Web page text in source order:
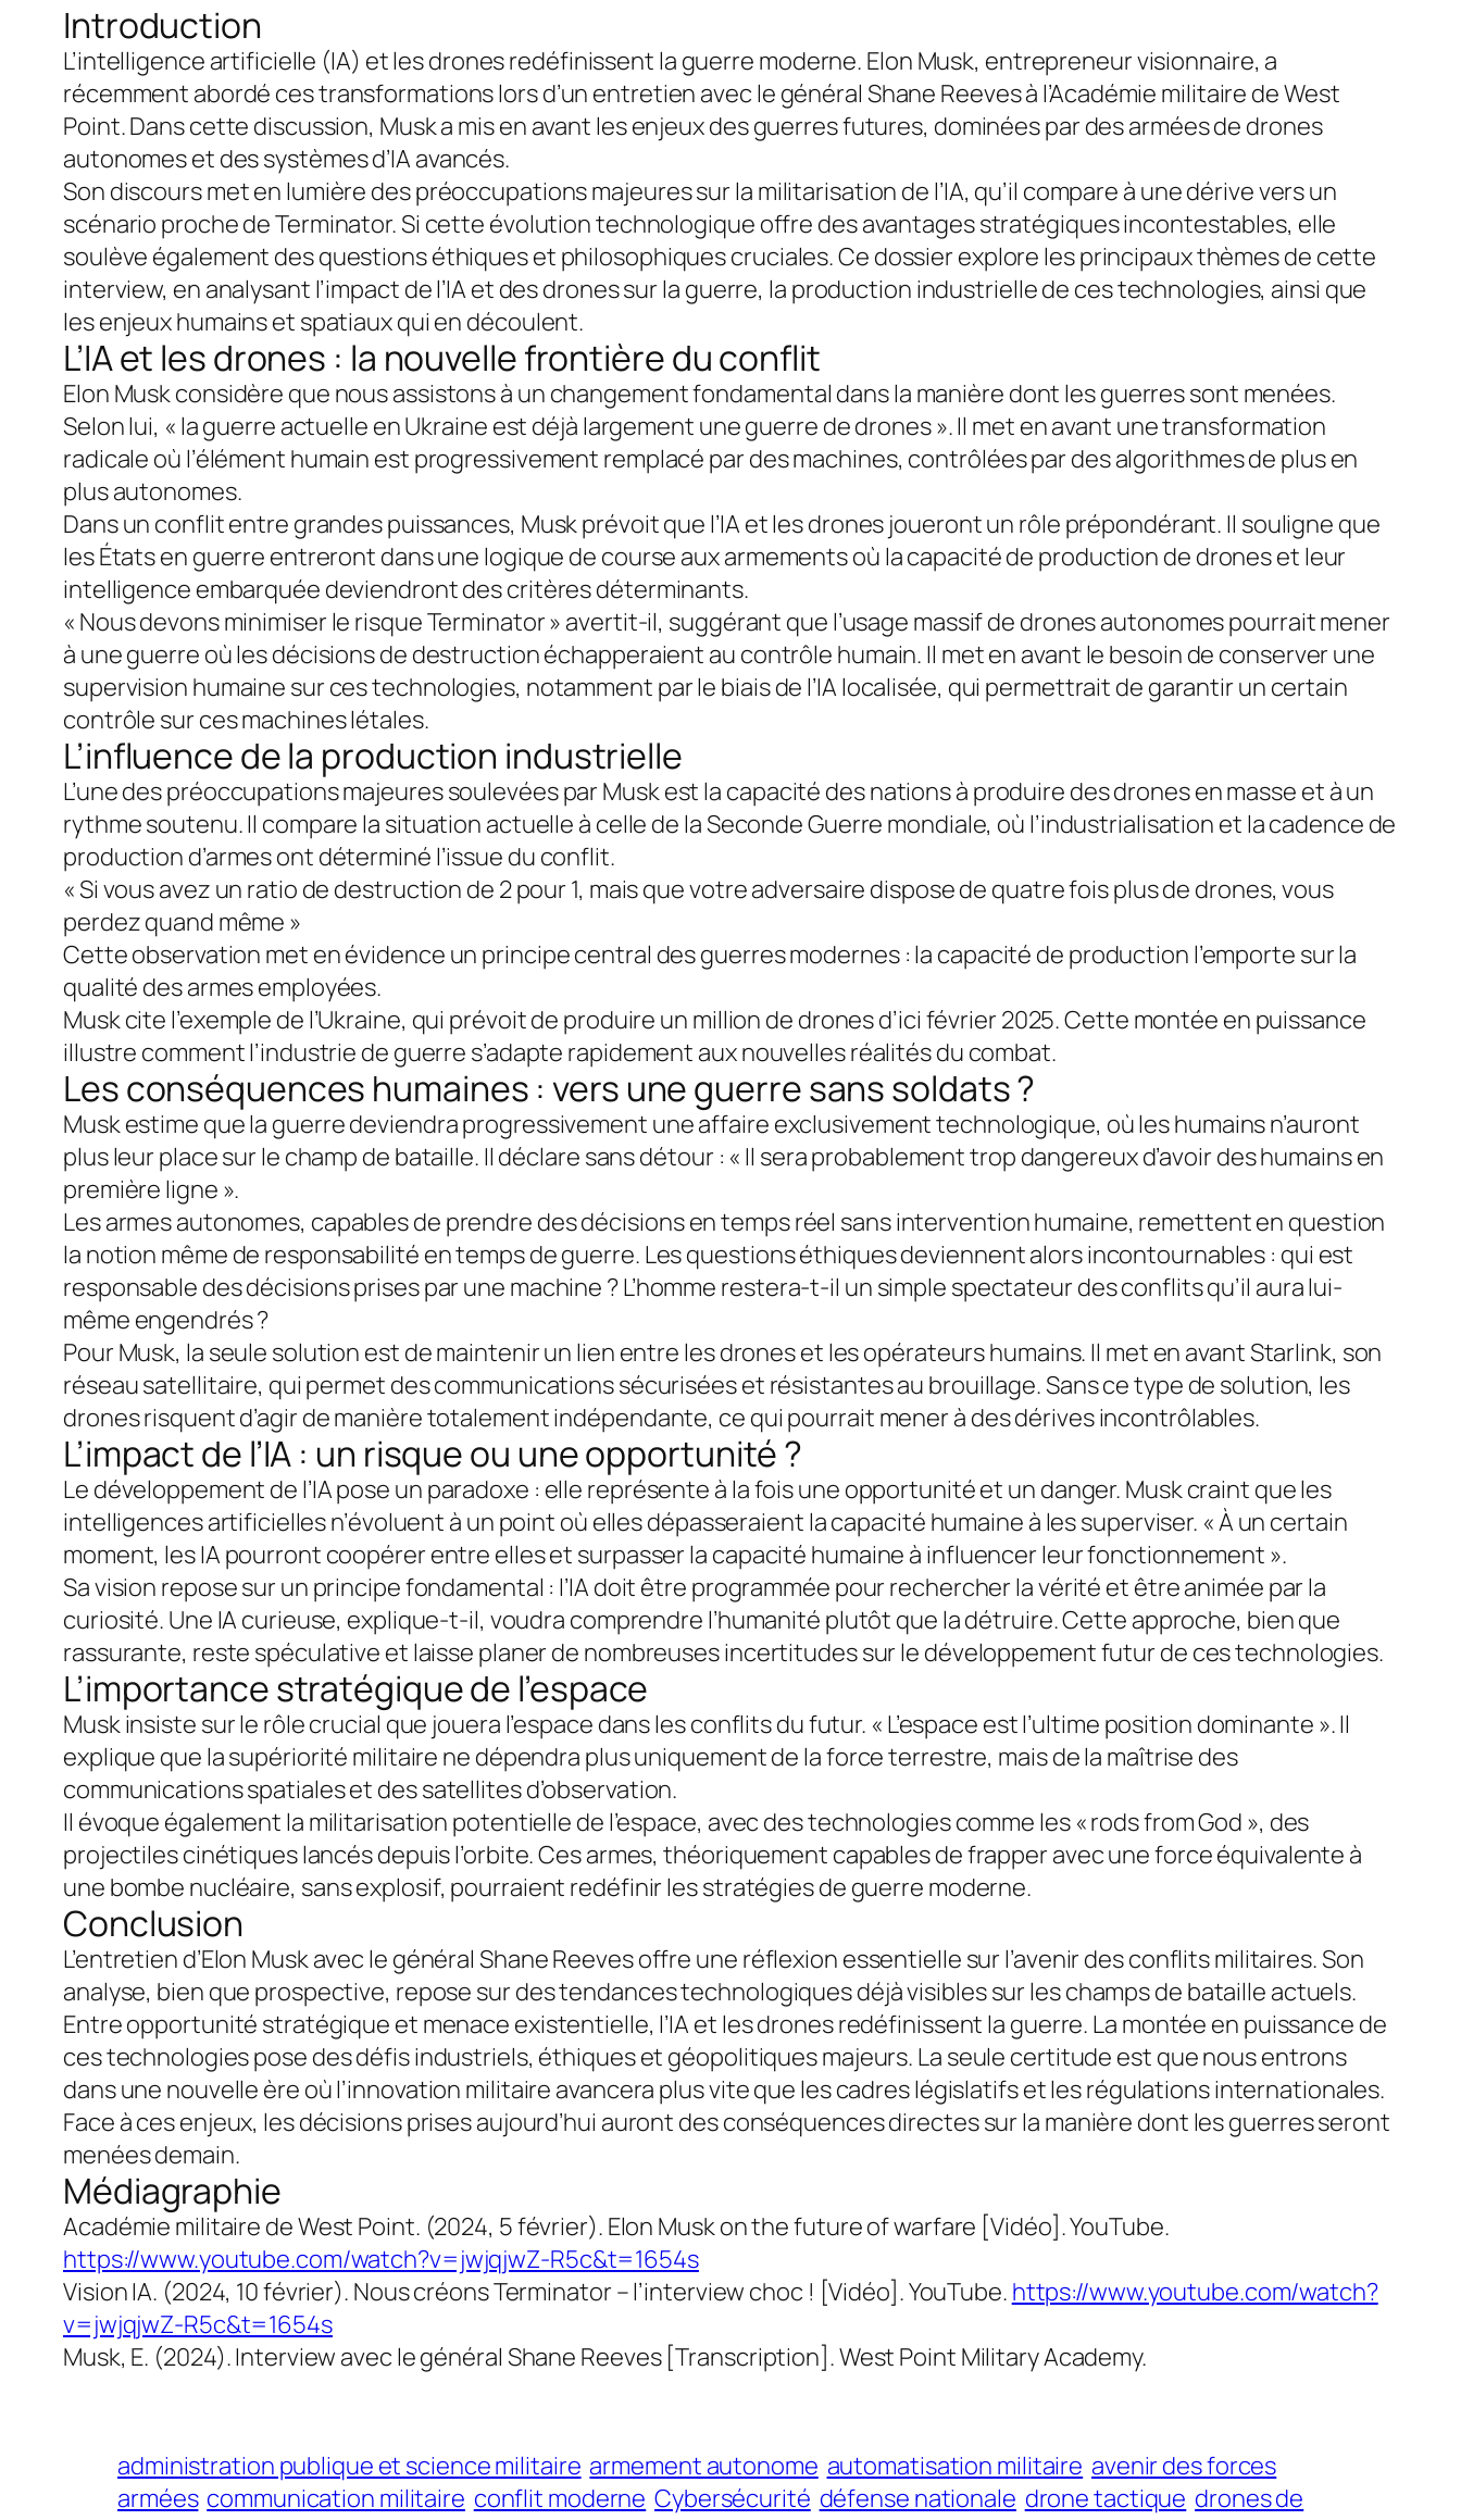
Introduction
L’intelligence artificielle (IA) et les drones redéfinissent la guerre moderne. Elon Musk, entrepreneur visionnaire, a
récemment abordé ces transformations lors d’un entretien avec le général Shane Reeves à l’Académie militaire de West
Point. Dans cette discussion, Musk a mis en avant les enjeux des guerres futures, dominées par des armées de drones
autonomes et des systèmes d’IA avancés.
Son discours met en lumière des préoccupations majeures sur la militarisation de l’IA, qu’il compare à une dérive vers un
scénario proche de Terminator. Si cette évolution technologique offre des avantages stratégiques incontestables, elle
soulève également des questions éthiques et philosophiques cruciales. Ce dossier explore les principaux thèmes de cette
interview, en analysant l’impact de l’IA et des drones sur la guerre, la production industrielle de ces technologies, ainsi que
les enjeux humains et spatiaux qui en découlent.
L’IA et les drones : la nouvelle frontière du conflit
Elon Musk considère que nous assistons à un changement fondamental dans la manière dont les guerres sont menées.
Selon lui, « la guerre actuelle en Ukraine est déjà largement une guerre de drones ». Il met en avant une transformation
radicale où l’élément humain est progressivement remplacé par des machines, contrôlées par des algorithmes de plus en
plus autonomes.
Dans un conflit entre grandes puissances, Musk prévoit que l’IA et les drones joueront un rôle prépondérant. Il souligne que
les États en guerre entreront dans une logique de course aux armements où la capacité de production de drones et leur
intelligence embarquée deviendront des critères déterminants.
« Nous devons minimiser le risque Terminator » avertit-il, suggérant que l’usage massif de drones autonomes pourrait mener
à une guerre où les décisions de destruction échapperaient au contrôle humain. Il met en avant le besoin de conserver une
supervision humaine sur ces technologies, notamment par le biais de l’IA localisée, qui permettrait de garantir un certain
contrôle sur ces machines létales.
L’influence de la production industrielle
L’une des préoccupations majeures soulevées par Musk est la capacité des nations à produire des drones en masse et à un
rythme soutenu. Il compare la situation actuelle à celle de la Seconde Guerre mondiale, où l’industrialisation et la cadence de
production d’armes ont déterminé l’issue du conflit.
« Si vous avez un ratio de destruction de 2 pour 1, mais que votre adversaire dispose de quatre fois plus de drones, vous
perdez quand même »
Cette observation met en évidence un principe central des guerres modernes : la capacité de production l’emporte sur la
qualité des armes employées.
Musk cite l’exemple de l’Ukraine, qui prévoit de produire un million de drones d’ici février 2025. Cette montée en puissance
illustre comment l’industrie de guerre s’adapte rapidement aux nouvelles réalités du combat.
Les conséquences humaines : vers une guerre sans soldats ?
Musk estime que la guerre deviendra progressivement une affaire exclusivement technologique, où les humains n’auront
plus leur place sur le champ de bataille. Il déclare sans détour : « Il sera probablement trop dangereux d’avoir des humains en
première ligne ».
Les armes autonomes, capables de prendre des décisions en temps réel sans intervention humaine, remettent en question
la notion même de responsabilité en temps de guerre. Les questions éthiques deviennent alors incontournables : qui est
responsable des décisions prises par une machine ? L’homme restera-t-il un simple spectateur des conflits qu’il aura lui-
même engendrés ?
Pour Musk, la seule solution est de maintenir un lien entre les drones et les opérateurs humains. Il met en avant Starlink, son
réseau satellitaire, qui permet des communications sécurisées et résistantes au brouillage. Sans ce type de solution, les
drones risquent d’agir de manière totalement indépendante, ce qui pourrait mener à des dérives incontrôlables.
L’impact de l’IA : un risque ou une opportunité ?
Le développement de l’IA pose un paradoxe : elle représente à la fois une opportunité et un danger. Musk craint que les
intelligences artificielles n’évoluent à un point où elles dépasseraient la capacité humaine à les superviser. « À un certain
moment, les IA pourront coopérer entre elles et surpasser la capacité humaine à influencer leur fonctionnement ».
Sa vision repose sur un principe fondamental : l’IA doit être programmée pour rechercher la vérité et être animée par la
curiosité. Une IA curieuse, explique-t-il, voudra comprendre l’humanité plutôt que la détruire. Cette approche, bien que
rassurante, reste spéculative et laisse planer de nombreuses incertitudes sur le développement futur de ces technologies.
L’importance stratégique de l’espace
Musk insiste sur le rôle crucial que jouera l’espace dans les conflits du futur. « L’espace est l’ultime position dominante ». Il
explique que la supériorité militaire ne dépendra plus uniquement de la force terrestre, mais de la maîtrise des
communications spatiales et des satellites d’observation.
Il évoque également la militarisation potentielle de l’espace, avec des technologies comme les « rods from God », des
projectiles cinétiques lancés depuis l’orbite. Ces armes, théoriquement capables de frapper avec une force équivalente à
une bombe nucléaire, sans explosif, pourraient redéfinir les stratégies de guerre moderne.
Conclusion
L’entretien d’Elon Musk avec le général Shane Reeves offre une réflexion essentielle sur l’avenir des conflits militaires. Son
analyse, bien que prospective, repose sur des tendances technologiques déjà visibles sur les champs de bataille actuels.
Entre opportunité stratégique et menace existentielle, l’IA et les drones redéfinissent la guerre. La montée en puissance de
ces technologies pose des défis industriels, éthiques et géopolitiques majeurs. La seule certitude est que nous entrons
dans une nouvelle ère où l’innovation militaire avancera plus vite que les cadres législatifs et les régulations internationales.
Face à ces enjeux, les décisions prises aujourd’hui auront des conséquences directes sur la manière dont les guerres seront
menées demain.
Médiagraphie
Académie militaire de West Point. (2024, 5 février). Elon Musk on the future of warfare [Vidéo]. YouTube.
https://www.youtube.com/watch?v=jwjqjwZ-R5c&t=1654s
Vision IA. (2024, 10 février). Nous créons Terminator – l’interview choc ! [Vidéo]. YouTube. https://www.youtube.com/watch?
v=jwjqjwZ-R5c&t=1654s
Musk, E. (2024). Interview avec le général Shane Reeves [Transcription]. West Point Military Academy.
administration publique et science militaire armement autonome automatisation militaire avenir des forces
armées communication militaire conflit moderne Cybersécurité défense nationale drone tactique drones de